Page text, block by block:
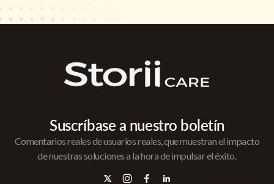
Suscríbase a nuestro boletín
Comentarios reales de usuarios reales, que muestran el impacto
de nuestras soluciones a la hora de impulsar el éxito.